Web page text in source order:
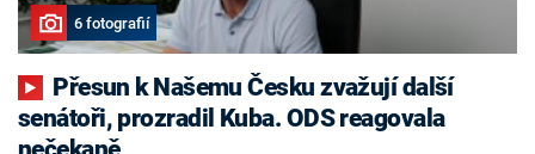
6 fotografií
senátoři, prozradil Kuba. ODS reagovala